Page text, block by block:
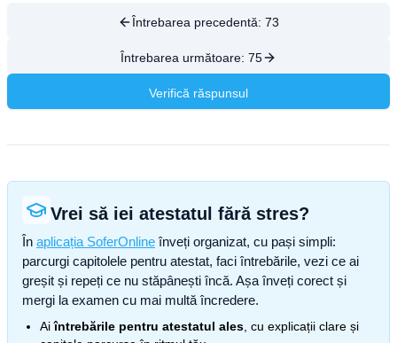
Întrebarea precedentă: 73
Întrebarea următoare: 75
Verifică răspunsul
Vrei să iei atestatul fără stres?
În aplicația SoferOnline înveți organizat, cu pași simpli:
parcurgi capitolele pentru atestat, faci întrebările, vezi ce ai
greșit și repeți ce nu stăpânești încă. Așa înveți corect și
mergi la examen cu mai multă încredere.
Aiîntrebările pentru atestatul ales , cu explicații clare și